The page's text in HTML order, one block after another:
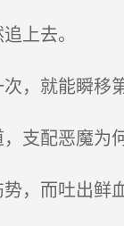
上去。
，就能瞬移第
支配恶魔为
，而吐出鲜